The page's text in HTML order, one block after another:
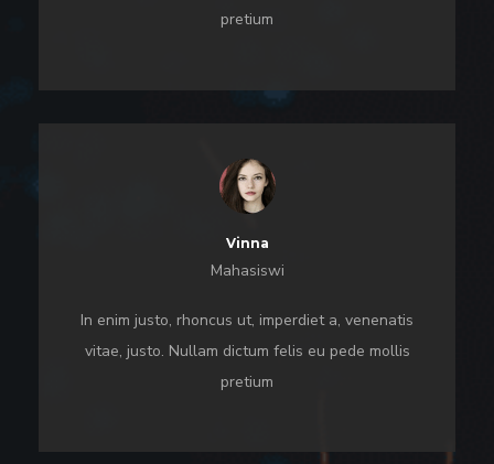
pretium
Vinna
Mahasiswi
In enim justo, rhoncus ut, imperdiet a, venenatis
vitae, justo. Nullam dictum felis eu pede mollis
pretium